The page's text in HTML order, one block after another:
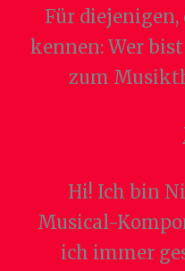
Für
kennen: Wer
zum
Hi! Ich bin
Musical-
ich immer